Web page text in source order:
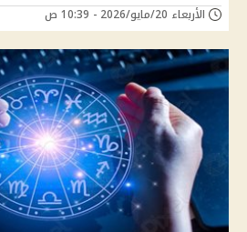
الأربعاء 20/مايو/2026 - 10:39 ص